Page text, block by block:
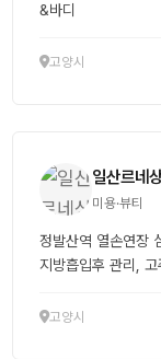
&바디
고양시
일산르네
미용·뷰티
정발산역 열손연장
지방흡입후 관리,
고양시